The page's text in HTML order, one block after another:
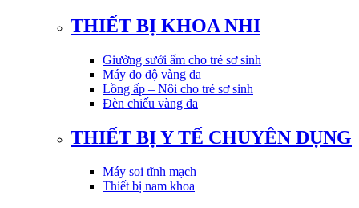
THIẾT BỊ KHOA NHI
Giường sưởi ấm cho trẻ sơ sinh
Máy đo độ vàng da
Lồng ấp – Nôi cho trẻ sơ sinh
Đèn chiếu vàng da
THIẾT BỊ Y TẾ CHUYÊN DỤNG
Máy soi tĩnh mạch
Thiết bị nam khoa